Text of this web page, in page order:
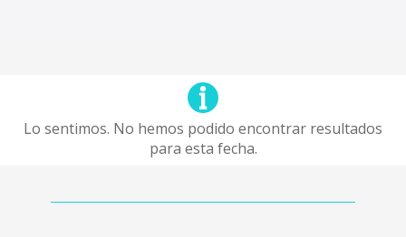
Lo sentimos. No hemos podido encontrar resultados
para esta fecha.